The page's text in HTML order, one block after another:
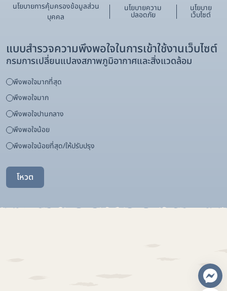
นโยบายการคุ้มครองข้อมูลส่วน
บุคคล
นโยบายความ
ปลอดภัย
นโยบาย
เว็บไซต์
แบบสำรวจความพึงพอใจในการเข้าใช้งานเว็บไซต์
กรมการเปลี่ยนแปลงสภาพภูมิอากาศและสิ่งแวดล้อม
พึงพอใจมากที่สุด
พึงพอใจมาก
พึงพอใจปานกลาง
พึงพอใจน้อย
พึงพอใจน้อยที่สุด/ให้ปรับปรุง
โหวต